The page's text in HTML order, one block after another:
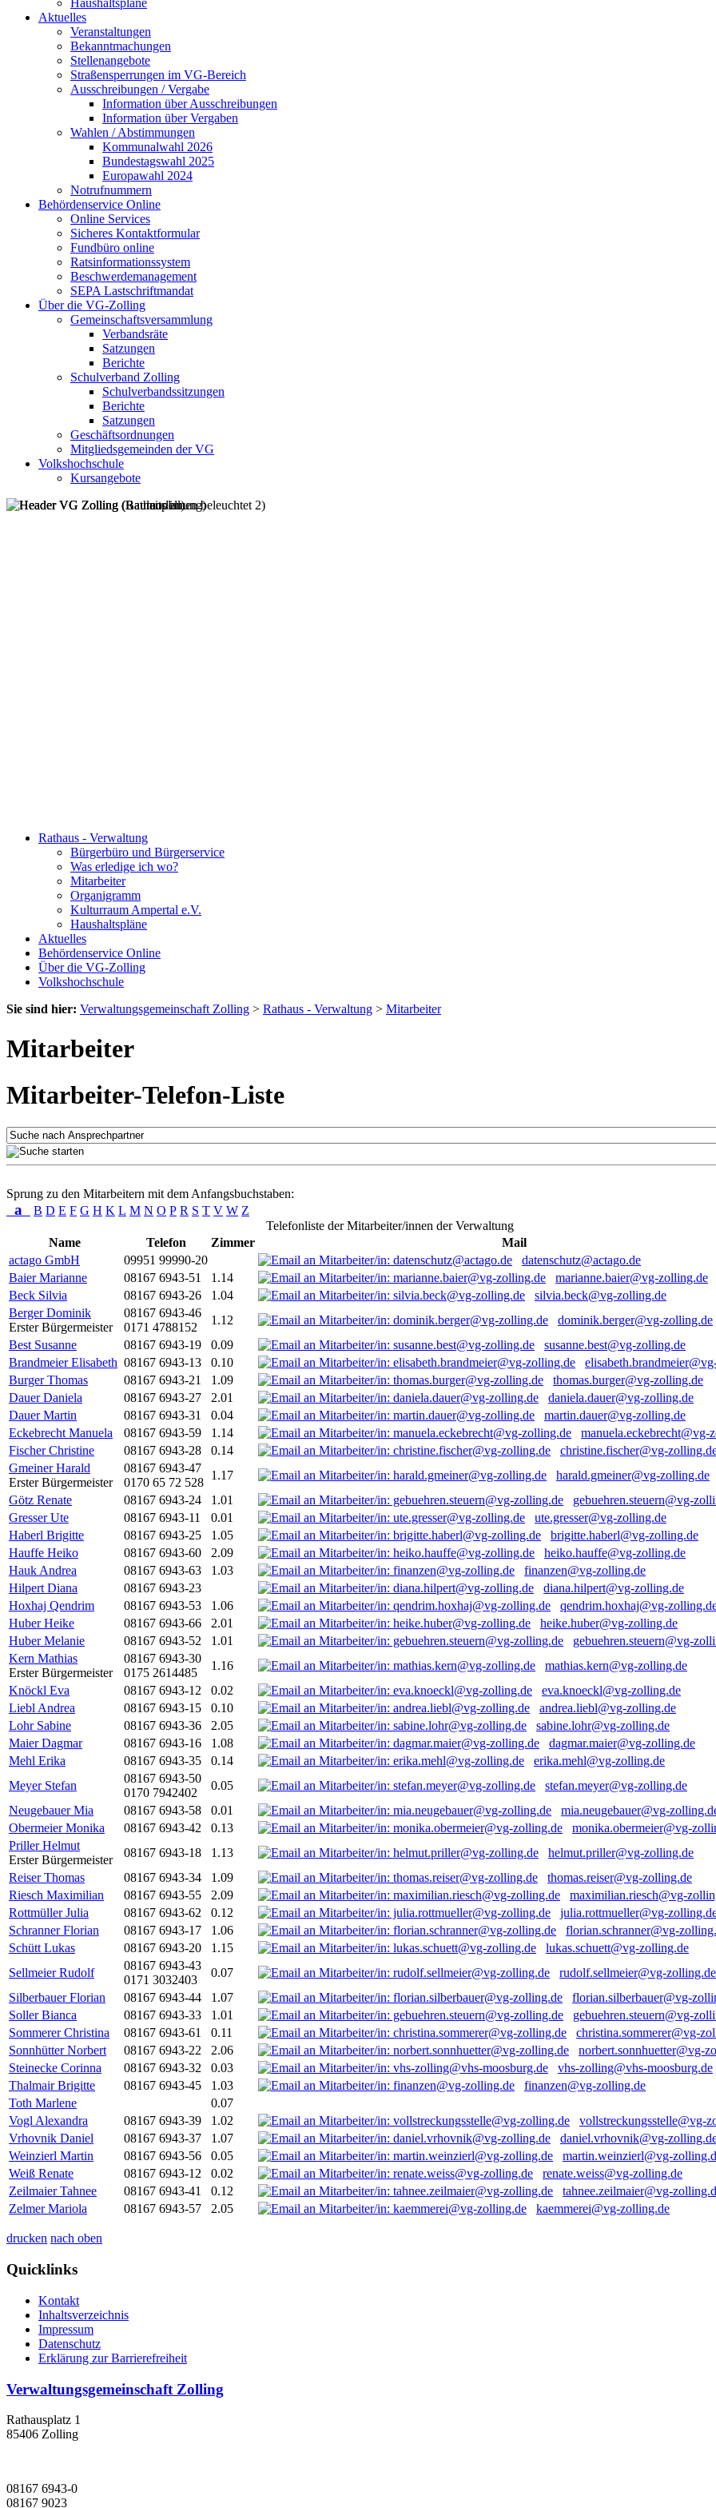
Haushaltspläne
Aktuelles
Veranstaltungen
Bekanntmachungen
Stellenangebote
Straßensperrungen im VG-Bereich
Ausschreibungen / Vergabe
Information über Ausschreibungen
Information über Vergaben
Wahlen / Abstimmungen
Kommunalwahl 2026
Bundestagswahl 2025
Europawahl 2024
Notrufnummern
Behördenservice Online
Online Services
Sicheres Kontaktformular
Fundbüro online
Ratsinformationssystem
Beschwerdemanagement
SEPA Lastschriftmandat
Über die VG-Zolling
Gemeinschaftsversammlung
Verbandsräte
Satzungen
Berichte
Schulverband Zolling
Schulverbandssitzungen
Berichte
Satzungen
Geschäftsordnungen
Mitgliedsgemeinden der VG
Volkshochschule
Kursangebote
Rathaus - Verwaltung
Bürgerbüro und Bürgerservice
Was erledige ich wo?
Mitarbeiter
Organigramm
Kulturraum Ampertal e.V.
Haushaltspläne
Aktuelles
Behördenservice Online
Über die VG-Zolling
Volkshochschule
Sie sind hier: Verwaltungsgemeinschaft Zolling > Rathaus - Verwaltung > Mitarbeiter
Mitarbeiter
Mitarbeiter-Telefon-Liste
Sprung zu den Mitarbeitern mit dem Anfangsbuchstaben:
a B D E F G H K L M N O P R S T V W Z
Telefonliste der Mitarbeiter/innen der Verwaltung
Name
Telefon Zimmer
Mail
actago GmbH
09951 99990-20
datenschutz@actago.de
Baier Marianne
08167 6943-51 1.14
marianne.baier@vg-zolling.de
Beck Silvia
08167 6943-26 1.04
silvia.beck@vg-zolling.de
Berger Dominik
Erster Bürgermeister
08167 6943-46
0171 4788152
1.12
dominik.berger@vg-zolling.de
Best Susanne
08167 6943-19 0.09
susanne.best@vg-zolling.de
Brandmeier Elisabeth 08167 6943-13 0.10
Burger Thomas
08167 6943-21 1.09
thomas.burger@vg-zolling.de
Dauer Daniela
08167 6943-27 2.01
daniela.dauer@vg-zolling.de
Dauer Martin
08167 6943-31 0.04
martin.dauer@vg-zolling.de
Eckebrecht Manuela
08167 6943-59 1.14
manuela.eckebrecht@vg-
Fischer Christine
08167 6943-28 0.14
christine.fischer@vg-
Gmeiner Harald
Erster Bürgermeister
08167 6943-47
0170 65 72 528
1.17
harald.gmeiner@vg-zolling.de
Götz Renate
08167 6943-24 1.01
gebuehren.steuern@vg-
Gresser Ute
08167 6943-11 0.01
ute.gresser@vg-zolling.de
Haberl Brigitte
08167 6943-25 1.05
brigitte.haberl@vg-zolling.de
Hauffe Heiko
08167 6943-60 2.09
heiko.hauffe@vg-zolling.de
Hauk Andrea
08167 6943-63 1.03
finanzen@vg-zolling.de
Hilpert Diana
08167 6943-23
diana.hilpert@vg-zolling.de
Hoxhaj Qendrim
08167 6943-53 1.06
qendrim.hoxhaj@vg-
Huber Heike
08167 6943-66 2.01
heike.huber@vg-zolling.de
Huber Melanie
08167 6943-52 1.01
gebuehren.steuern@vg-
Kern Mathias
Erster Bürgermeister
08167 6943-30
0175 2614485
1.16
mathias.kern@vg-zolling.de
Knöckl Eva
08167 6943-12 0.02
eva.knoeckl@vg-zolling.de
Liebl Andrea
08167 6943-15 0.10
andrea.liebl@vg-zolling.de
Lohr Sabine
08167 6943-36 2.05
sabine.lohr@vg-zolling.de
Maier Dagmar
08167 6943-16 1.08
dagmar.maier@vg-zolling.de
Mehl Erika
08167 6943-35 0.14
erika.mehl@vg-zolling.de
Meyer Stefan
08167 6943-50
0170 7942402
0.05
stefan.meyer@vg-zolling.de
Neugebauer Mia
08167 6943-58 0.01
mia.neugebauer@vg-
Obermeier Monika
08167 6943-42 0.13
monika.obermeier@vg-
Priller Helmut
Erster Bürgermeister
08167 6943-18 1.13
helmut.priller@vg-zolling.de
Reiser Thomas
08167 6943-34 1.09
thomas.reiser@vg-zolling.de
Riesch Maximilian
08167 6943-55 2.09
maximilian.riesch@vg-
Rottmüller Julia
08167 6943-62 0.12
julia.rottmueller@vg-
Schranner Florian
08167 6943-17 1.06
florian.schranner@vg-
Schütt Lukas
08167 6943-20 1.15
lukas.schuett@vg-zolling.de
Sellmeier Rudolf
08167 6943-43
0171 3032403
0.07
rudolf.sellmeier@vg-zolling.de
Silberbauer Florian
08167 6943-44 1.07
florian.silberbauer@vg-
Soller Bianca
08167 6943-33 1.01
gebuehren.steuern@vg-
Sommerer Christina
08167 6943-61 0.11
christina.sommerer@vg-
Sonnhütter Norbert
08167 6943-22 2.06
norbert.sonnhuetter@vg-
Steinecke Corinna
08167 6943-32 0.03
vhs-zolling@vhs-moosburg.de
Thalmair Brigitte
08167 6943-45 1.03
finanzen@vg-zolling.de
Toth Marlene
0.07
Vogl Alexandra
08167 6943-39 1.02
vollstreckungsstelle@vg-
Vrhovnik Daniel
08167 6943-37 1.07
daniel.vrhovnik@vg-
Weinzierl Martin
08167 6943-56 0.05
martin.weinzierl@vg-
Weiß Renate
08167 6943-12 0.02
renate.weiss@vg-zolling.de
Zeilmaier Tahnee
08167 6943-41 0.12
tahnee.zeilmaier@vg-
Zelmer Mariola
08167 6943-57 2.05 kaemmerei@vg-zolling.de
drucken nach oben
Quicklinks
Kontakt
Inhaltsverzeichnis
Impressum
Datenschutz
Erklärung zur Barrierefreiheit
Verwaltungsgemeinschaft Zolling
Rathausplatz 1
85406 Zolling
08167 6943-0
08167 9023